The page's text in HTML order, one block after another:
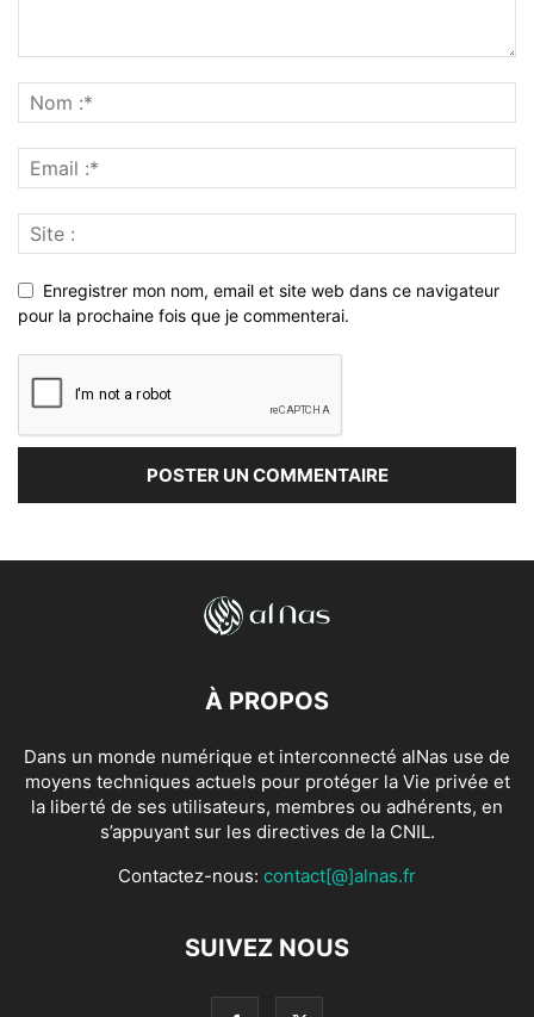
Enregistrer mon nom, email et site web dans ce navigateur
pour la prochaine fois que je commenterai.
À PROPOS
Dans un monde numérique et interconnecté alNas use de
moyens techniques actuels pour protéger la Vie privée et
la liberté de ses utilisateurs, membres ou adhérents, en
s’appuyant sur les directives de la CNIL.
Contactez-nous: contact[@]alnas.fr
SUIVEZ NOUS